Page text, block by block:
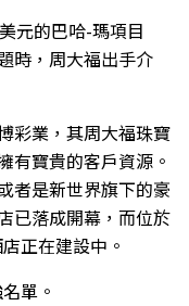
元的巴哈-瑪項目
時，周大福出手介
彩業，其周大福珠寶
有寶貴的客戶資源。
者是新世界旗下的豪
已落成開幕，而位於
正在建設中。
單。